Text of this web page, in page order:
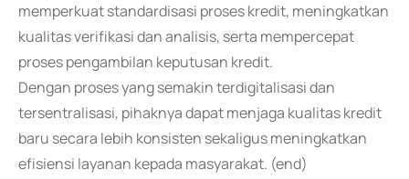
memperkuat standardisasi proses kredit, meningkatkan
kualitas verifikasi dan analisis, serta mempercepat
proses pengambilan keputusan kredit.
Dengan proses yang semakin terdigitalisasi dan
tersentralisasi, pihaknya dapat menjaga kualitas kredit
baru secara lebih konsisten sekaligus meningkatkan
efisiensi layanan kepada masyarakat. (end)